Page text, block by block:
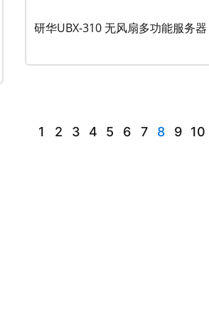
研华UBX-310 无风扇多功能服务器
1 2 3 4 5 6 7 8 9 10